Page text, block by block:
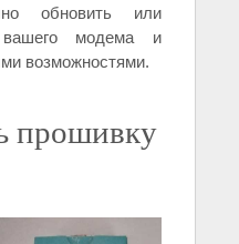
обновить или
вашего модема и
возможностями.
прошивку